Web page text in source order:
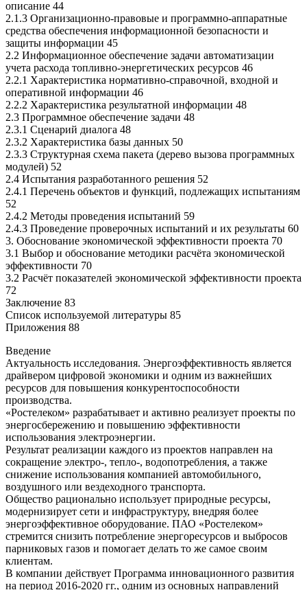
описание 44
2.1.3 Организационно-правовые и программно-аппаратные
средства обеспечения информационной безопасности и
защиты информации 45
2.2 Информационное обеспечение задачи автоматизации
учета расхода топливно-энергетических ресурсов 46
2.2.1 Характеристика нормативно-справочной, входной и
оперативной информации 46
2.2.2 Характеристика результатной информации 48
2.3 Программное обеспечение задачи 48
2.3.1 Cценарий диалога 48
2.3.2 Характеристика базы данных 50
2.3.3 Структурная схема пакета (дерево вызова программных
модулей) 52
2.4 Испытания разработанного решения 52
2.4.1 Перечень объектов и функций, подлежащих испытаниям
52
2.4.2 Методы проведения испытаний 59
2.4.3 Проведение проверочных испытаний и их результаты 60
3. Обоснование экономической эффективности проекта 70
3.1 Выбор и обоснование методики расчёта экономической
эффективности 70
3.2 Расчёт показателей экономической эффективности проекта
72
Заключение 83
Список используемой литературы 85
Приложения 88
Введение
Актуальность исследования. Энергоэффективность является
драйвером цифровой экономики и одним из важнейших
ресурсов для повышения конкурентоспособности
производства.
«Ростелеком» разрабатывает и активно реализует проекты по
энергосбережению и повышению эффективности
использования электроэнергии.
Результат реализации каждого из проектов направлен на
сокращение электро-, тепло-, водопотребления, а также
снижение использования компанией автомобильного,
воздушного или вездеходного транспорта.
Общество рационально использует природные ресурсы,
модернизирует сети и инфраструктуру, внедряя более
энергоэффективное оборудование. ПАО «Ростелеком»
стремится снизить потребление энергоресурсов и выбросов
парниковых газов и помогает делать то же самое своим
клиентам.
В компании действует Программа инновационного развития
на период 2016-2020 гг., одним из основных направлений